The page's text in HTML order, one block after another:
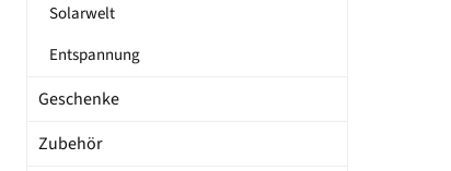
Solarwelt
Entspannung
Geschenke
Zubehör